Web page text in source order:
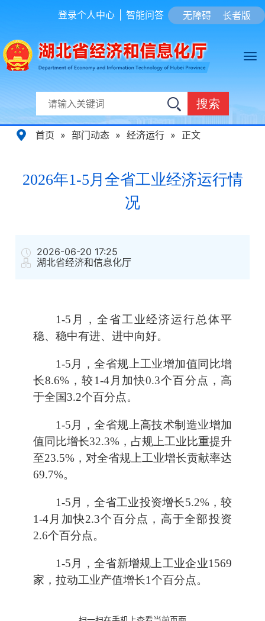
无障碍 长者版
登录个人中心 智能问答
搜索
首页 » 部门动态 » 经济运行 » 正文
2026年1-5月全省工业经济运行情
况
2026-06-20 17:25
湖北省经济和信息化厅
1-5月，全省工业经济运行总体平
稳、稳中有进、进中向好。
1-5月，全省规上工业增加值同比增
长8.6%，较1-4月加快0.3个百分点，高
于全国3.2个百分点。
1-5月，全省规上高技术制造业增加
值同比增长32.3%，占规上工业比重提升
至23.5%，对全省规上工业增长贡献率达
69.7%。
1-5月，全省工业投资增长5.2%，较
1-4月加快2.3个百分点，高于全部投资
2.6个百分点。
1-5月，全省新增规上工业企业1569
家，拉动工业产值增长1个百分点。